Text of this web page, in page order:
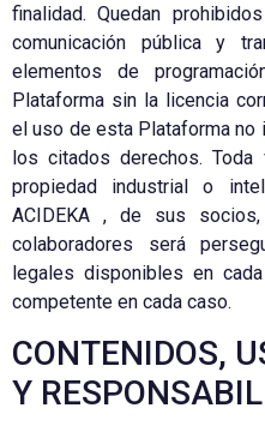
finalidad. Quedan
comunicación pública y
elementos de
Plataforma sin la licencia
el uso de esta Plataforma no
los citados derechos.
propiedad industrial o
ACIDEKA , de sus
colaboradores será
legales disponibles en
competente en cada caso.
CONTENIDOS,
Y